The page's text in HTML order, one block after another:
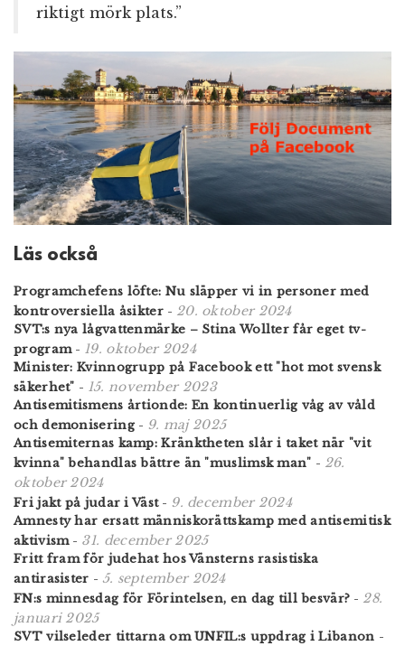
riktigt mörk plats.”
Läs också
Programchefens löfte: Nu släpper vi in personer med
kontroversiella åsikter- 20. oktober 2024
SVT:s nya lågvattenmärke – Stina Wollter får eget tv-
program- 19. oktober 2024
Minister: Kvinnogrupp på Facebook ett "hot mot svensk
säkerhet" - 15. november 2023
Antisemitismens årtionde: En kontinuerlig våg av våld
och demonisering- 9. maj 2025
Antisemiternas kamp: Kränktheten slår i taket när "vit
kvinna" behandlas bättre än "muslimsk man" - 26.
oktober 2024
Fri jakt på judar i Väst- 9. december 2024
Amnesty har ersatt människorättskamp med antisemitisk
aktivism- 31. december 2025
Fritt fram för judehat hos Vänsterns rasistiska
antirasister - 5. september 2024
FN:s minnesdag för Förintelsen, en dag till besvär? - 28.
januari 2025
SVT vilseleder tittarna om UNFIL:s uppdrag i Libanon -